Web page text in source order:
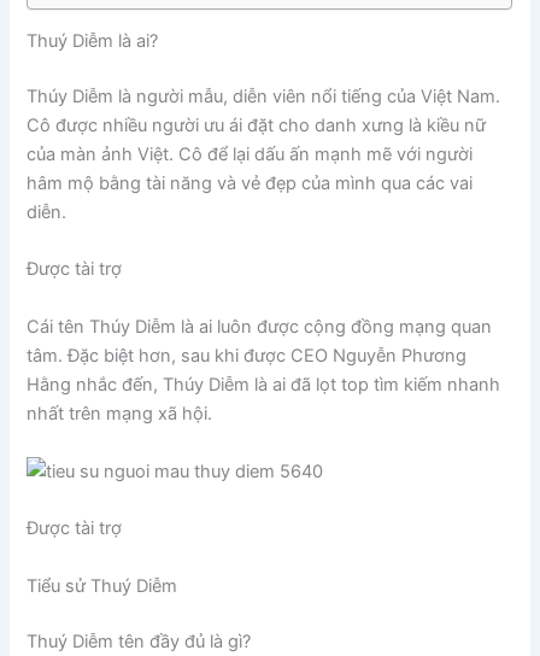
Thuý Diễm là ai?
Thúy Diễm là người mẫu, diễn viên nổi tiếng của Việt Nam.
Cô được nhiều người ưu ái đặt cho danh xưng là kiều nữ
của màn ảnh Việt. Cô để lại dấu ấn mạnh mẽ với người
hâm mộ bằng tài năng và vẻ đẹp của mình qua các vai
diễn.
Được tài trợ
Cái tên Thúy Diễm là ai luôn được cộng đồng mạng quan
tâm. Đặc biệt hơn, sau khi được CEO Nguyễn Phương
Hằng nhắc đến, Thúy Diễm là ai đã lọt top tìm kiếm nhanh
nhất trên mạng xã hội.
Được tài trợ
Tiểu sử Thuý Diễm
Thuý Diễm tên đầy đủ là gì?